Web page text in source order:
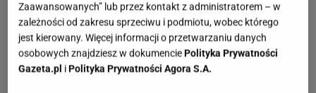
Zaawansowanych” lub przez kontakt z administratorem – w
zależności od zakresu sprzeciwu i podmiotu, wobec którego
jest kierowany. Więcej informacji o przetwarzaniu danych
osobowych znajdziesz w dokumenciePolityka Prywatności
Gazeta.pl iPolityka Prywatności Agora S.A.